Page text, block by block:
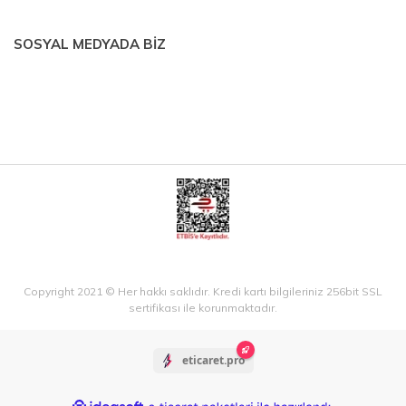
SOSYAL MEDYADA BİZ
Copyright 2021 © Her hakkı saklıdır. Kredi kartı bilgileriniz 256bit SSL
sertifikası ile korunmaktadır.
eticaret.pro